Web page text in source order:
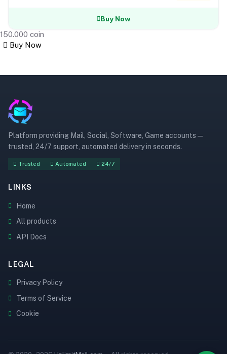
Buy Now
150.000 coin
Buy Now
Platform providing Mail, Social, Software, Game accounts —
trusted, 24/7 support, automated delivery in seconds.
Trusted Automated 24/7
LINKS
Home
All products
API Docs
LEGAL
Privacy Policy
Terms of Service
Cookie